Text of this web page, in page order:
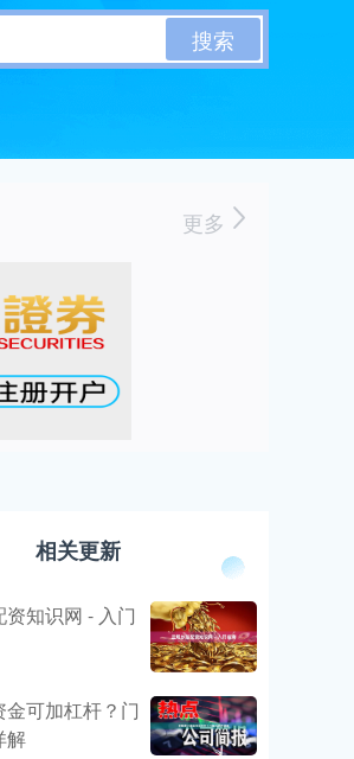
搜索
更多
相关更新
知识网 - 入门
可加杠杆？门
解